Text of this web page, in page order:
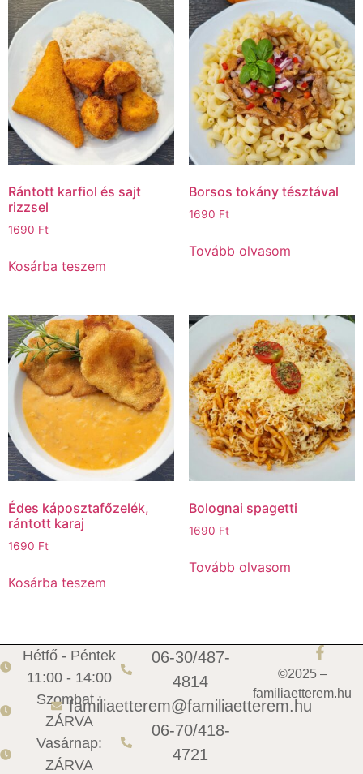
Rántott karfiol és sajt
rizzsel
1690 Ft
Kosárba teszem
Borsos tokány tésztával
1690 Ft
Tovább olvasom
Édes káposztafőzelék,
rántott karaj
1690 Ft
Kosárba teszem
Bolognai spagetti
1690 Ft
Tovább olvasom
Hétfő - Péntek
11:00 - 14:00
Szombat :
ZÁRVA
Vasárnap:
ZÁRVA
06-30/487-
4814
familiaetterem@familiaetterem.hu
06-70/418-
4721
©2025 –
familiaetterem.hu